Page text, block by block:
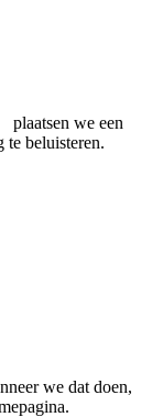
plaatsen we een
te beluisteren.
we dat doen,